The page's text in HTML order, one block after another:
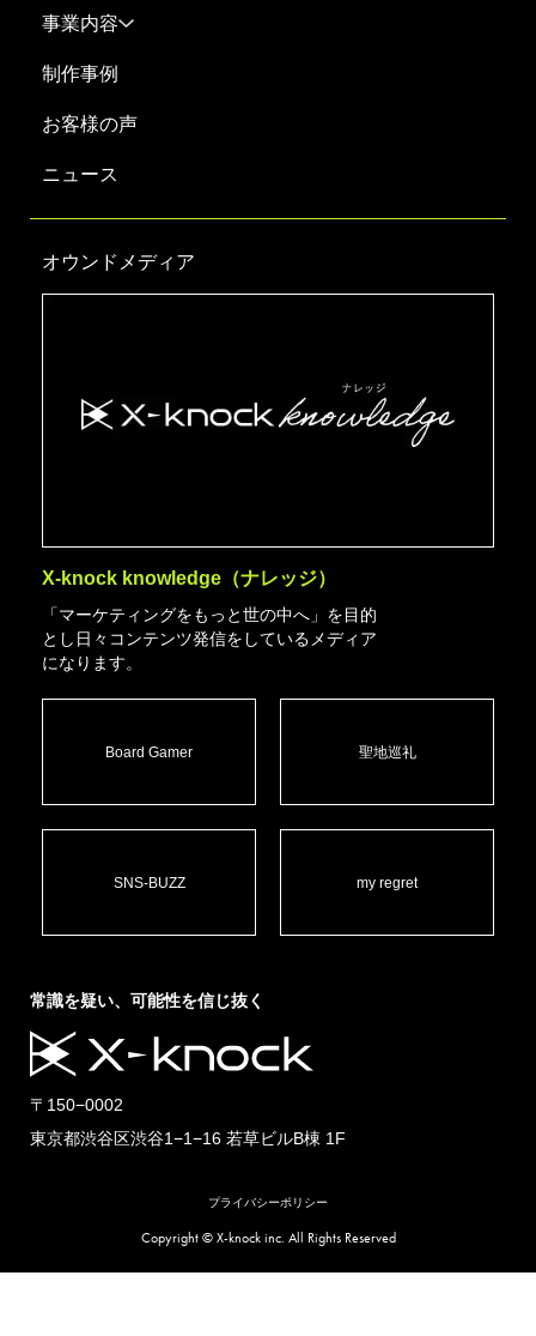
事業内容
制作事例
お客様の声
ニュース
オウンドメディア
X-knock knowledge（ナレッジ）
「マーケティングをもっと世の中へ」を目的
とし日々コンテンツ発信をしているメディア
になります。
Board Gamer 聖地巡礼
SNS-BUZZ my regret
常識を疑い、可能性を信じ抜く
〒150−0002
東京都渋谷区渋谷1−1−16 若草ビルB棟 1F
プライバシーポリシー
Copyright © X-knock inc. All Rights Reserved